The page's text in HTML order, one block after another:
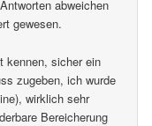
abweichen
gewesen.
kennen, sicher ein
zugeben, ich wurde
wirklich sehr
Bereicherung